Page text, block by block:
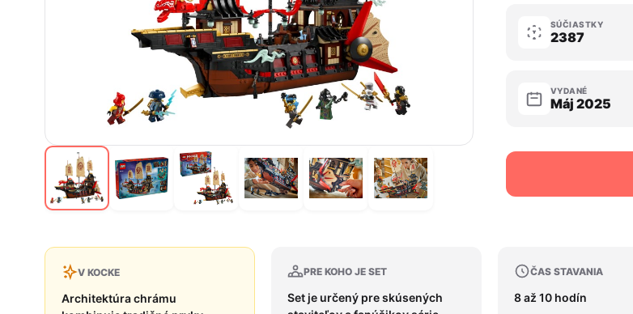
SÚČIASTKY
2387
VYDANÉ
Máj 2025
V KOCKE
Architektúra chrámu
PRE KOHO JE SET
Set je určený pre skúsených
ČAS STAVANIA
8 až 10 hodín